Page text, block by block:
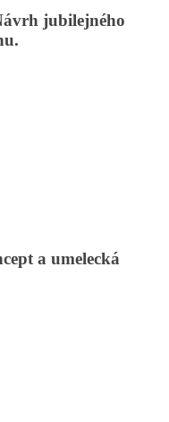
jubilejného
a umelecká